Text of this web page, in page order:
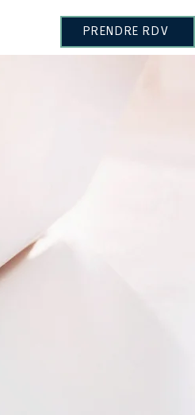
PRENDRE RDV